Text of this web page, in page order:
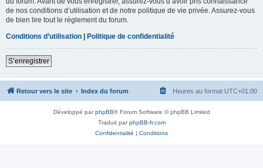
de nos conditions d’utilisation et de notre politique de vie privée. Assurez-vous
de bien lire tout le règlement du forum.
Conditions d’utilisation | Politique de confidentialité
S’enregistrer
Retour vers le site Index du forum Heures au format UTC+01:00
Développé parphpBB® Forum Software © phpBB Limited
Traduit parphpBB-fr.com
Confidentialité | Conditions